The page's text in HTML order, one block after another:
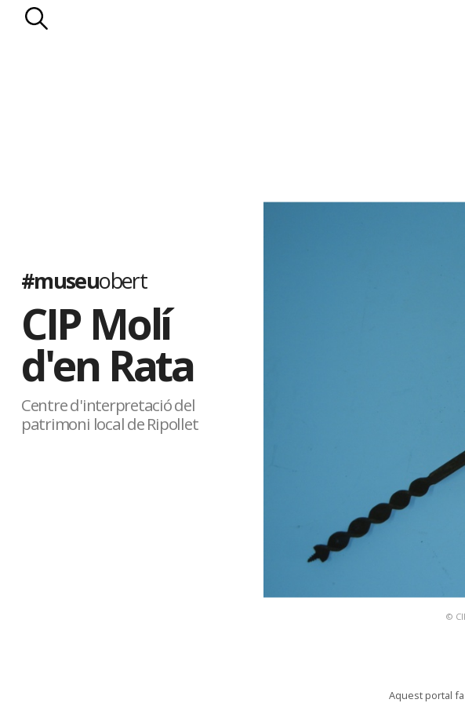
#museuobert
CIP Molí
d'en Rata
Centre d'interpretació del
patrimoni local de Ripollet
©
Aquest portal